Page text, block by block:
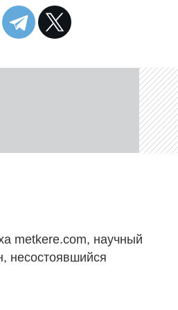
metkere.com, научный
несостоявшийся